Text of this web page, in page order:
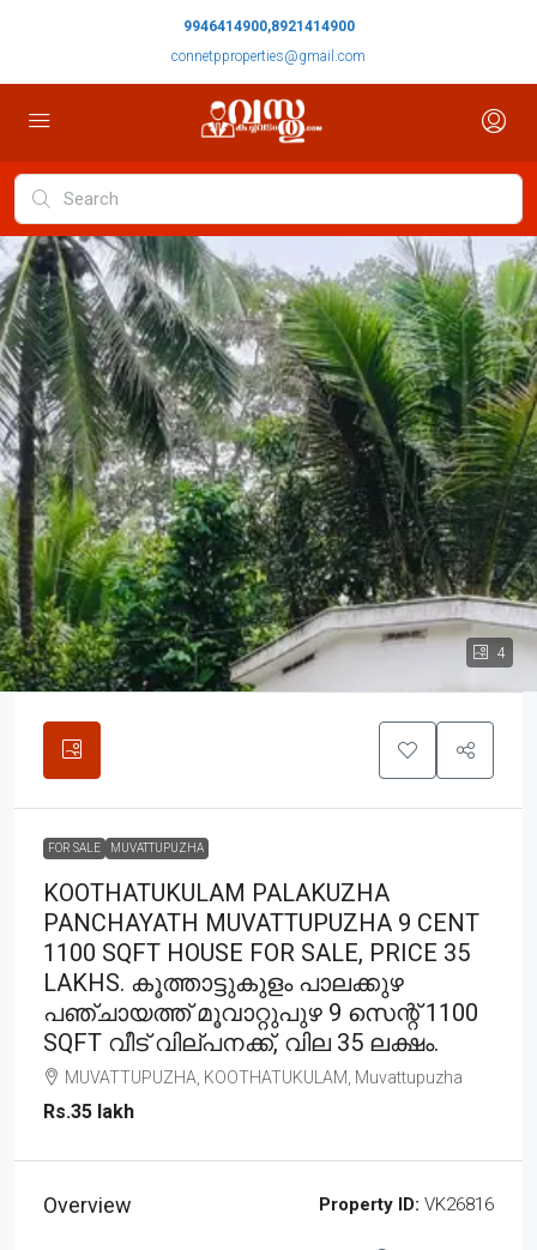
9946414900,8921414900
connetpproperties@gmail.com
4
FOR SALE MUVATTUPUZHA
KOOTHATUKULAM PALAKUZHA
PANCHAYATH MUVATTUPUZHA 9 CENT
1100 SQFT HOUSE FOR SALE, PRICE 35
LAKHS. കൂത്താട്ടുകുളം പാലക്കുഴ
പഞ്ചായത്ത്‌ മൂവാറ്റുപുഴ 9 സെന്റ് 1100
SQFT വീട് വില്പനക്ക്, വില 35 ലക്ഷം.
MUVATTUPUZHA, KOOTHATUKULAM, Muvattupuzha
Rs.35 lakh
Overview Property ID: VK26816